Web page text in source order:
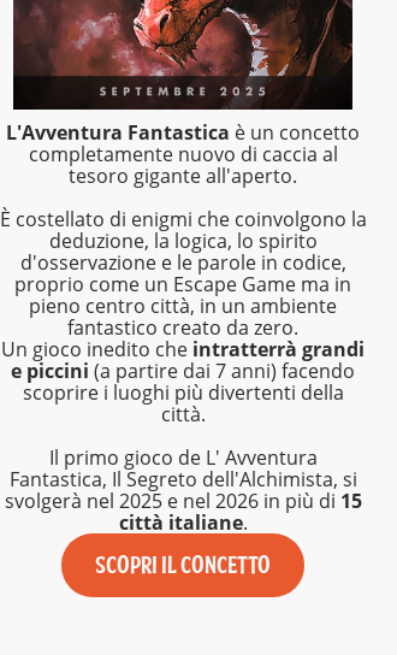
L'Avventura Fantastica è un concetto
completamente nuovo di caccia al
tesoro gigante all'aperto.
È costellato di enigmi che coinvolgono la
deduzione, la logica, lo spirito
d'osservazione e le parole in codice,
proprio come un Escape Game ma in
pieno centro città, in un ambiente
fantastico creato da zero.
Un gioco inedito che intratterrà grandi
e piccini (a partire dai 7 anni) facendo
scoprire i luoghi più divertenti della
città.
Il primo gioco de L' Avventura
Fantastica, Il Segreto dell'Alchimista, si
svolgerà nel 2025 e nel 2026 in più di 15
città italiane.
SCOPRI IL CONCETTO